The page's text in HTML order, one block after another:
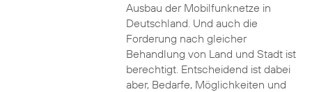
Ausbau der Mobilfunknetze in
Deutschland. Und auch die
Forderung nach gleicher
Behandlung von Land und Stadt ist
berechtigt. Entscheidend ist dabei
aber, Bedarfe, Möglichkeiten und